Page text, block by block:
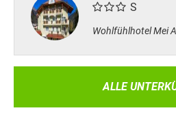
S
Wohlfühlhotel Mei
ALLE